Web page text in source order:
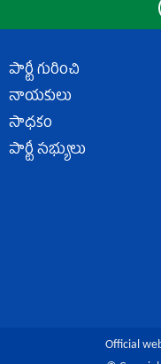
పార్టీ గురించి
నాయకులు
సాధకం
పార్టీ సభ్యులు
Official